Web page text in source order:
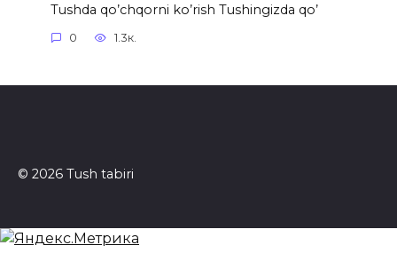
Tushda qo’chqorni ko’rish Tushingizda qo’
0 1.3к.
© 2026 Tush tabiri